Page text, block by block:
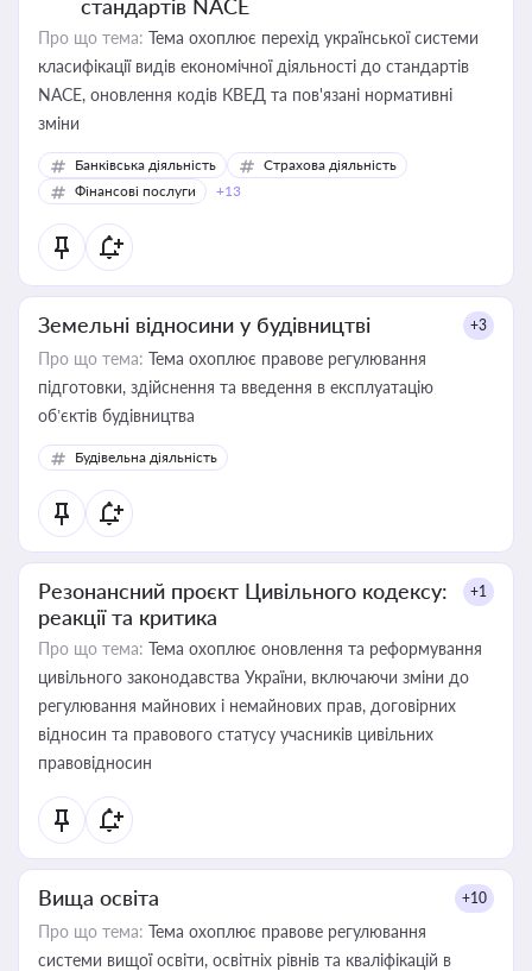
стандартів NACE
Про що тема: Тема охоплює перехід української системи
класифікації видів економічної діяльності до стандартів
NACE, оновлення кодів КВЕД та пов'язані нормативні
зміни
Банківська діяльність
Страхова діяльність
Фінансові послуги
+13
Земельні відносини у будівництві +3
Про що тема: Тема охоплює правове регулювання
підготовки, здійснення та введення в експлуатацію
об’єктів будівництва
Будівельна діяльність
Резонансний проєкт Цивільного кодексу:
реакції та критика
+1
Про що тема: Тема охоплює оновлення та реформування
цивільного законодавства України, включаючи зміни до
регулювання майнових і немайнових прав, договірних
відносин та правового статусу учасників цивільних
правовідносин
Вища освіта +10
Про що тема: Тема охоплює правове регулювання
системи вищої освіти, освітніх рівнів та кваліфікацій в